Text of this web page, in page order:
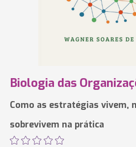
Biologia das
Como as estratégias vivem,
sobrevivem na prática